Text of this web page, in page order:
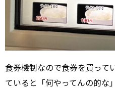
食券機制なので食券を買って
ていると「何やってんの的な